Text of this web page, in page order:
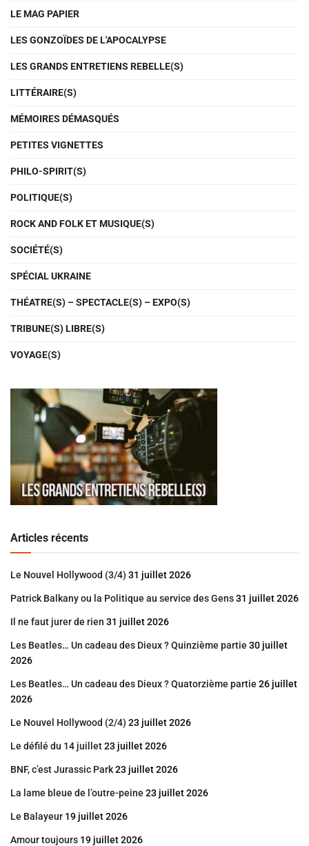
LE MAG PAPIER
LES GONZOÏDES DE L'APOCALYPSE
LES GRANDS ENTRETIENS REBELLE(S)
LITTÉRAIRE(S)
MÉMOIRES DÉMASQUÉS
PETITES VIGNETTES
PHILO-SPIRIT(S)
POLITIQUE(S)
ROCK AND FOLK ET MUSIQUE(S)
SOCIÉTÉ(S)
SPÉCIAL UKRAINE
THÉATRE(S) – SPECTACLE(S) – EXPO(S)
TRIBUNE(S) LIBRE(S)
VOYAGE(S)
Articles récents
Le Nouvel Hollywood (3/4) 31 juillet 2026
Patrick Balkany ou la Politique au service des Gens31 juillet 2026
Il ne faut jurer de rien 31 juillet 2026
Les Beatles… Un cadeau des Dieux ? Quinzième partie 30 juillet
2026
Les Beatles… Un cadeau des Dieux ? Quatorzième partie 26 juillet
2026
Le Nouvel Hollywood (2/4) 23 juillet 2026
Le défilé du 14 juillet23 juillet 2026
BNF, c’est Jurassic Park23 juillet 2026
La lame bleue de l’outre-peine 23 juillet 2026
Le Balayeur 19 juillet 2026
Amour toujours 19 juillet 2026